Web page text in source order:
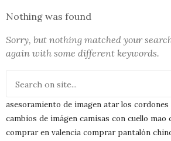
Nothing was found
Sorry, but nothing matched your
again with some different keywords.
asesoramiento de imagen atar los
cambios de imágen camisas con cuello mao
comprar en valencia comprar pantalón